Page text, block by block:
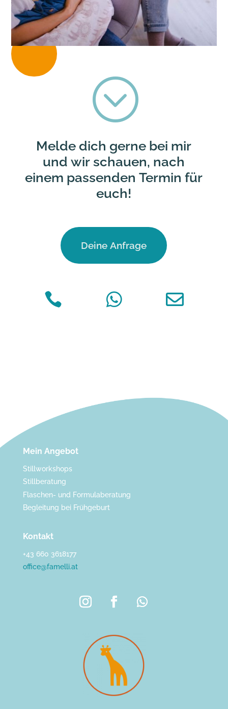
;
Melde dich gerne bei mir
und wir schauen, nach
einem passenden Termin für
euch!
Deine Anfrage
  
Mein Angebot
Stillworkshops
Stillberatung
Flaschen- und Formulaberatung
Begleitung bei Frühgeburt
Kontakt
+43 660 3618177
office@famelli.at